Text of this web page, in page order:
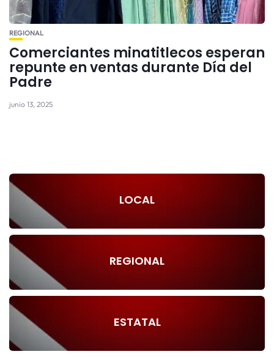
REGIONAL
Comerciantes minatitlecos esperan
repunte en ventas durante Día del
Padre
junio 13, 2025
LOCAL
REGIONAL
ESTATAL